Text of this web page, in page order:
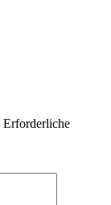
Erforderliche